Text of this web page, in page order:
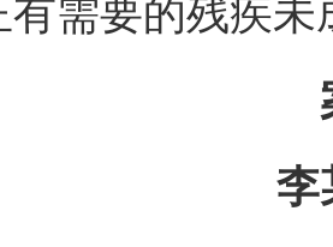
有需要的残疾
李